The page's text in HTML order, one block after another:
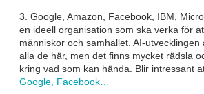
3. Google, Amazon, Facebook, IBM,
en ideell organisation som ska verka för
människor och samhället. AI-
alla de här, men det finns mycket rädsla
kring vad som kan hända. Blir intressant
Google, Facebook…